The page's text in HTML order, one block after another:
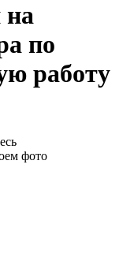
на
по
работу
фото